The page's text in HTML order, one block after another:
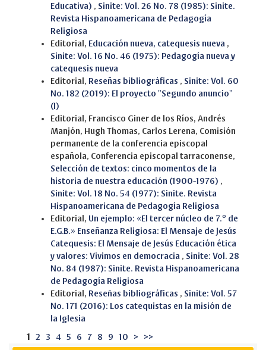
Educativa) , Sinite: Vol. 26 No. 78 (1985): Sinite.
Revista Hispanoamericana de Pedagogía
Religiosa
Editorial, Educación nueva, catequesis nueva ,
Sinite: Vol. 16 No. 46 (1975): Pedagogía nueva y
catequesis nueva
Editorial, Reseñas bibliográficas , Sinite: Vol. 60
No. 182 (2019): El proyecto "Segundo anuncio"
(I)
Editorial, Francisco Giner de los Ríos, Andrés
Manjón, Hugh Thomas, Carlos Lerena, Comisión
permanente de la conferencia episcopal
española, Conferencia episcopal tarraconense,
Selección de textos: cinco momentos de la
historia de nuestra educación (1900-1976) ,
Sinite: Vol. 18 No. 54 (1977): Sinite. Revista
Hispanoamericana de Pedagogía Religiosa
Editorial, Un ejemplo: «El tercer núcleo de 7.º de
E.G.B.» Enseñanza Religiosa: El Mensaje de Jesús
Catequesis: El Mensaje de Jesús Educación ética
y valores: Vivimos en democracia , Sinite: Vol. 28
No. 84 (1987): Sinite. Revista Hispanoamericana
de Pedagogía Religiosa
Editorial, Reseñas bibliográficas , Sinite: Vol. 57
No. 171 (2016): Los catequistas en la misión de
la Iglesia
1 2 3 4 5 6 7 8 9 10 > >>